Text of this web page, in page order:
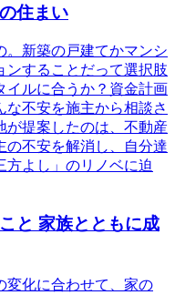
住まい
。新築の戸建てかマンシ
ンすることだって選択肢
イルに合うか？資金計画
不安を施主から相談さ
が提案したのは、不動産
の不安を解消し、自分達
方よし」のリノベに迫
と 家族とともに成
変化に合わせて、家の